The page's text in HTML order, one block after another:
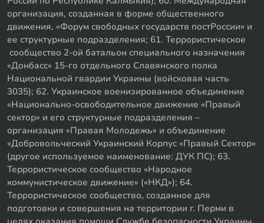
организация, созданная в форме общественного
движения, «Форум свободных государств постРоссии» и
ее структурные подразделения; 61. Террористическое
сообщество 2-ой батальон специального назначения
«Донбасс» 15-го отдельного Славянского полка
Национальной гвардии Украины (войсковая часть
3035); 62. Украинское военизированное объединение
«Национально-освободительное движение «Правый
сектор» и его структурные подразделения –
организация «Правая Молодежь» и объединение
«Добровольческий Украинский Корпус «Правый Сектор»
(другое используемое наименование: ДУК ПС); 63.
Террористическое сообщество «Народное
коммунистическое движение» («НКД»); 64.
Террористическое сообщество, созданное для
подготовки и совершения на территории г. Перми в